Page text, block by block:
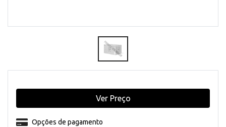
Opções de pagamento
Ver Preço